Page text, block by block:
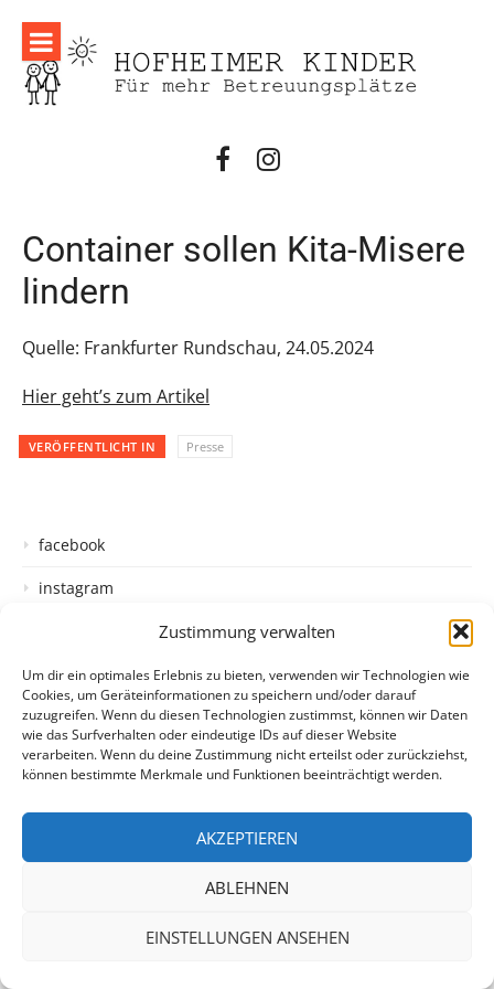
Zustimmung verwalten
Um dir ein optimales Erlebnis zu bieten, verwenden wir Technologien wie
Cookies, um Geräteinformationen zu speichern und/oder darauf
zuzugreifen. Wenn du diesen Technologien zustimmst, können wir Daten
wie das Surfverhalten oder eindeutige IDs auf dieser Website
verarbeiten. Wenn du deine Zustimmung nicht erteilst oder zurückziehst,
können bestimmte Merkmale und Funktionen beeinträchtigt werden.
AKZEPTIEREN
ABLEHNEN
EINSTELLUNGEN ANSEHEN
zum
Inhalt
facebookinstagram
Container sollen Kita-Misere
lindern
Quelle: Frankfurter Rundschau, 24.05.2024
Hier geht’s zum Artikel
VERÖFFENTLICHT IN Presse
facebook
instagram
Datenschutzerklärung Impressum
Login
Copyright © 2026 Hofheimer Kinder–Glob Theme von FameThemes